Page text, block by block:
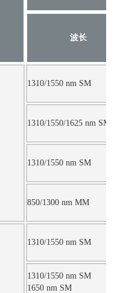
波长
1310/1550 nm SM
1310/1550/1625 nm SM
1310/1550 nm SM
850/1300 nm MM
1310/1550 nm SM
1310/1550 nm SM
1650 nm SM